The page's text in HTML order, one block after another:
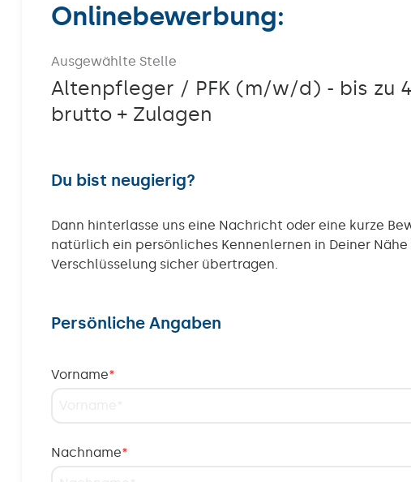
Onlinebewerbung:
Ausgewählte Stelle
Altenpfleger / PFK (m/w/d) - bis zu
brutto + Zulagen
Du bist neugierig?
Dann hinterlasse uns eine Nachricht oder eine kurze
natürlich ein persönliches Kennenlernen in Deiner
Verschlüsselung sicher übertragen.
Persönliche Angaben
Vorname*
Nachname*